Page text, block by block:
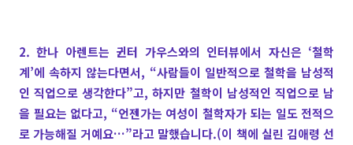
2. 한나 아렌트는 귄터 가우스와의 인터뷰에서 자신은 ‘철학
계’에 속하지 않는다면서, “사람들이 일반적으로 철학을 남성적
인 직업으로 생각한다”고, 하지만 철학이 남성적인 직업으로 남
을 필요는 없다고, “언젠가는 여성이 철학자가 되는 일도 전적으
로 가능해질 거예요…”라고 말했습니다.(이 책에 실린 김애령 선